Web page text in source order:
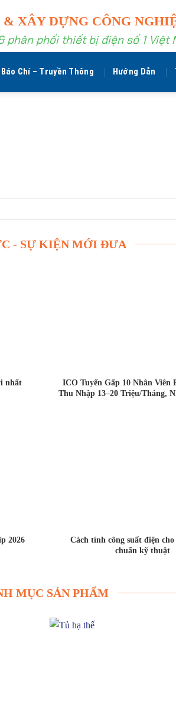
XÂY DỰNG CÔNG
phân phối thiết bị điện số 1 Việt
Báo Chí – Truyền Thông Hướng Dẫn
- SỰ KIỆN MỚI ĐƯA
nhất
ICO Tuyển Gấp 10 Nhân Viên
Thu Nhập 13–20 Triệu/Tháng,
2026
Cách tính công suất điện
chuẩn kỹ thuật
MỤC SẢN PHẨM